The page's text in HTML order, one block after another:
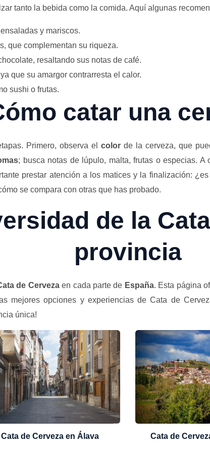
tanto la bebida como la comida. Aquí algunas
y mariscos.
que complementan su riqueza.
resaltando sus notas de café.
que su amargor contrarresta el calor.
sushi o frutas.
catar una
Primero, observa elcolor de la cerveza, que
; busca notas de lúpulo, malta, frutas o especias.
prestar atención a los matices y la finalización:
se compara con otras que has probado.
de la
provincia
de Cervezaen cada parte de España. Esta página
mejores opciones y experiencias de Cata de
única!
Cata de Cerveza en Álava Cata de